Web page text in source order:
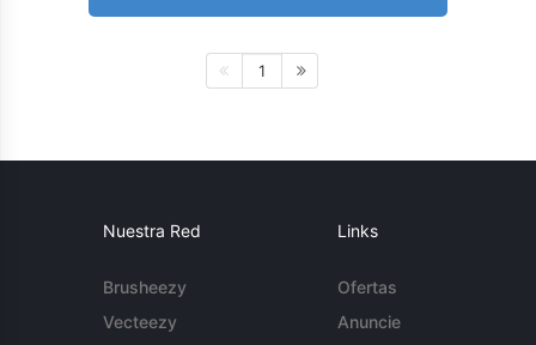
1
Nuestra Red
Brusheezy
Vecteezy
Links
Ofertas
Anuncie